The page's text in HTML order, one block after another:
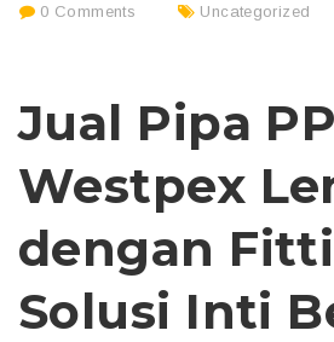
0 Comments Uncategorized
Jual Pipa
Westpex
dengan
Solusi Inti